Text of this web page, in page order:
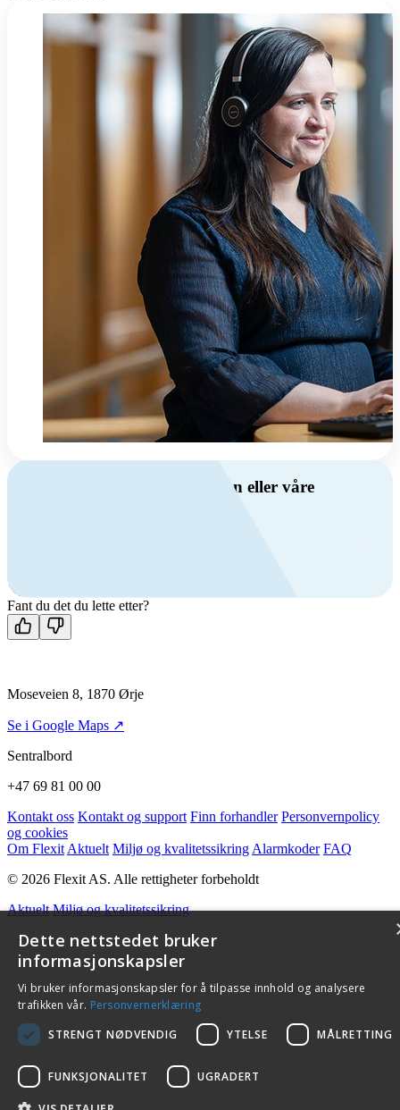
Har du spørsmål om ventilasjon eller våre
Kontakt oss
Fant du det du lette etter?
Moseveien 8, 1870 Ørje
Se i Google Maps ↗
Sentralbord
+47 69 81 00 00
Kontakt oss Kontakt og support Finn forhandler Personvernpolicy
og cookies
Om Flexit Aktuelt Miljø og kvalitetssikring Alarmkoder FAQ
© 2026 Flexit AS. Alle rettigheter forbeholdt
Aktuelt Miljø og kvalitetssikring
Dette nettstedet bruker
informasjonskapsler
Vi bruker informasjonskapsler for å tilpasse innhold og analysere
trafikken vår. Personvernerklæring
STRENGT NØDVENDIG
YTELSE MÅLRETTING
FUNKSJONALITET UGRADERT